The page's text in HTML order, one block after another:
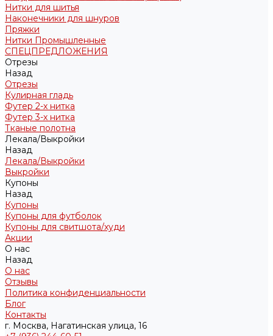
Нитки для шитья
Наконечники для шнуров
Пряжки
Нитки Промышленные
СПЕЦПРЕДЛОЖЕНИЯ
Отрезы
Назад
Отрезы
Кулирная гладь
Футер 2-х нитка
Футер 3-х нитка
Тканые полотна
Лекала/Выкройки
Назад
Лекала/Выкройки
Выкройки
Купоны
Назад
Купоны
Купоны для футболок
Купоны для свитшота/худи
Акции
О нас
Назад
О нас
Отзывы
Политика конфиденциальности
Блог
Контакты
г. Москва, Нагатинская улица, 16